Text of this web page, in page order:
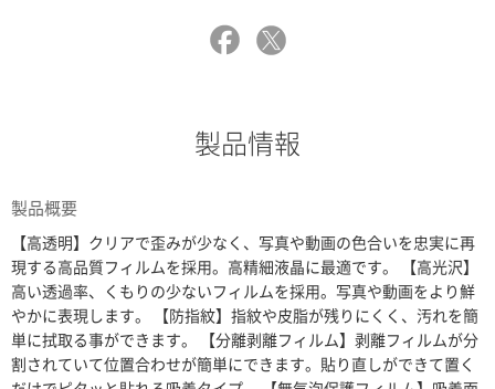
製品情報
製品概要
【高透明】クリアで歪みが少なく、写真や動画の色合いを忠実に再
現する高品質フィルムを採用。高精細液晶に最適です。 【高光沢】
高い透過率、くもりの少ないフィルムを採用。写真や動画をより鮮
やかに表現します。 【防指紋】指紋や皮脂が残りにくく、汚れを簡
単に拭取る事ができます。 【分離剥離フィルム】剥離フィルムが分
割されていて位置合わせが簡単にできます。貼り直しができて置く